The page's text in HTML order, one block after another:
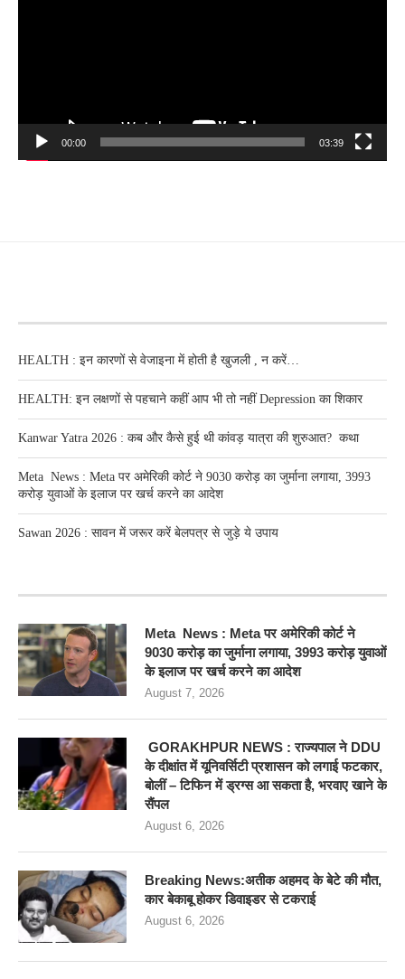
00:00 03:39
HEALTH : इन कारणों से वेजाइना में होती है खुजली , न करें…
HEALTH: इन लक्षणों से पहचाने कहीं आप भी तो नहीं Depression का शिकार
Kanwar Yatra 2026 : कब और कैसे हुई थी कांवड़ यात्रा की शुरुआत? कथा
Meta News : Meta पर अमेरिकी कोर्ट ने 9030 करोड़ का जुर्माना लगाया, 3993
करोड़ युवाओं के इलाज पर खर्च करने का आदेश
Sawan 2026 : सावन में जरूर करें बेलपत्र से जुड़े ये उपाय
Meta News : Meta पर अमेरिकी कोर्ट ने
9030 करोड़ का जुर्माना लगाया, 3993 करोड़ युवाओं
के इलाज पर खर्च करने का आदेश
August 7, 2026
GORAKHPUR NEWS : राज्यपाल ने DDU
के दीक्षांत में यूनिवर्सिटी प्रशासन को लगाई फटकार,
बोलीं – टिफिन में ड्रग्स आ सकता है, भरवाए खाने के
सैंपल
August 6, 2026
Breaking News:अतीक अहमद के बेटे की मौत,
कार बेकाबू होकर डिवाइडर से टकराई
August 6, 2026